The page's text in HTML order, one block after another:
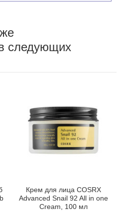
следующих
Крем для лица COSRX
Advanced Snail 92 All in one
Cream, 100 мл